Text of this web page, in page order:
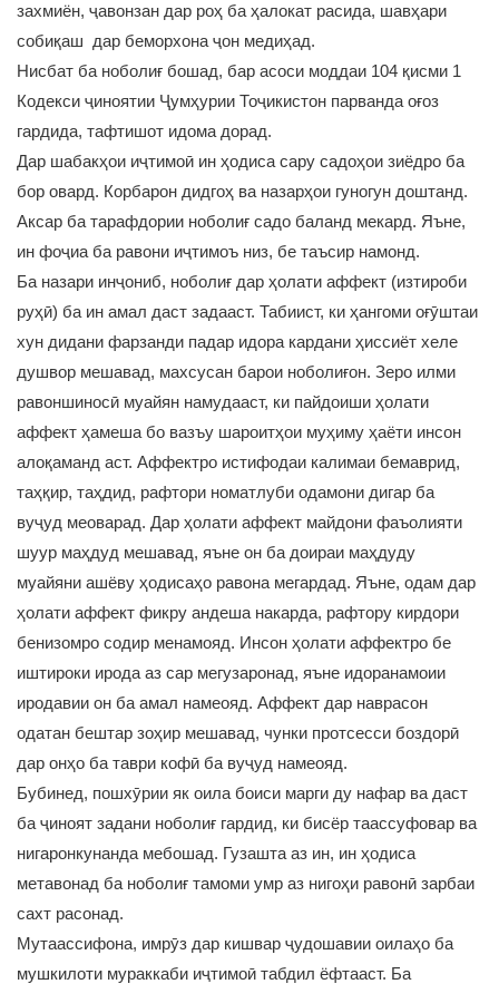
захмиён, ҷавонзан дар роҳ ба ҳалокат расида, шавҳари
собиқаш дар беморхона ҷон медиҳад.
Нисбат ба ноболиғ бошад, бар асоси моддаи 104 қисми 1
Кодекси ҷиноятии Ҷумҳурии Тоҷикистон парванда оғоз
гардида, тафтишот идома дорад.
Дар шабакҳои иҷтимоӣ ин ҳодиса сару садоҳои зиёдро ба
бор овард. Корбарон дидгоҳ ва назарҳои гуногун доштанд.
Аксар ба тарафдории ноболиғ садо баланд мекард. Яъне,
ин фоҷиа ба равони иҷтимоъ низ, бе таъсир намонд.
Ба назари инҷониб, ноболиғ дар ҳолати аффект (изтироби
руҳӣ) ба ин амал даст задааст. Табиист, ки ҳангоми оғӯштаи
хун дидани фарзанди падар идора кардани ҳиссиёт хеле
душвор мешавад, махсусан барои ноболиғон. Зеро илми
равоншиносӣ муайян намудааст, ки пайдоиши ҳолати
аффект ҳамеша бо вазъу шароитҳои муҳиму ҳаёти инсон
алоқаманд аст. Аффектро истифодаи калимаи бемаврид,
таҳқир, таҳдид, рафтори номатлуби одамони дигар ба
вуҷуд меоварад. Дар ҳолати аффект майдони фаъолияти
шуур маҳдуд мешавад, яъне он ба доираи маҳдуду
муайяни ашёву ҳодисаҳо равона мегардад. Яъне, одам дар
ҳолати аффект фикру андеша накарда, рафтору кирдори
бенизомро содир менамояд. Инсон ҳолати аффектро бе
иштироки ирода аз сар мегузаронад, яъне идоранамоии
иродавии он ба амал намеояд. Аффект дар наврасон
одатан бештар зоҳир мешавад, чунки протсесси боздорӣ
дар онҳо ба таври кофӣ ба вуҷуд намеояд.
Бубинед, пошхӯрии як оила боиси марги ду нафар ва даст
ба ҷиноят задани ноболиғ гардид, ки бисёр таассуфовар ва
нигаронкунанда мебошад. Гузашта аз ин, ин ҳодиса
метавонад ба ноболиғ тамоми умр аз нигоҳи равонӣ зарбаи
сахт расонад.
Мутаассифона, имрӯз дар кишвар ҷудошавии оилаҳо ба
мушкилоти мураккаби иҷтимоӣ табдил ёфтааст. Ба